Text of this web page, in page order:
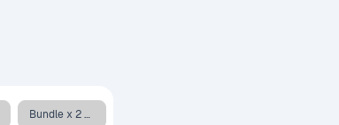
Bundle x 2 Total 10